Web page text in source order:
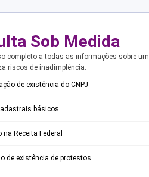
Sob Medida
completo a todas as informações sobre um
riscos de inadimplência.
de existência do CNPJ
básicos
na Receita Federal
de existência de protestos